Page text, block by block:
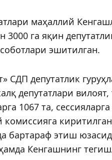
маҳаллий
га яқин
эшитилган.
СДП депутатлик
депутатлари
1067 та, сессияларга
бартараф этиш
Кенгашнинг